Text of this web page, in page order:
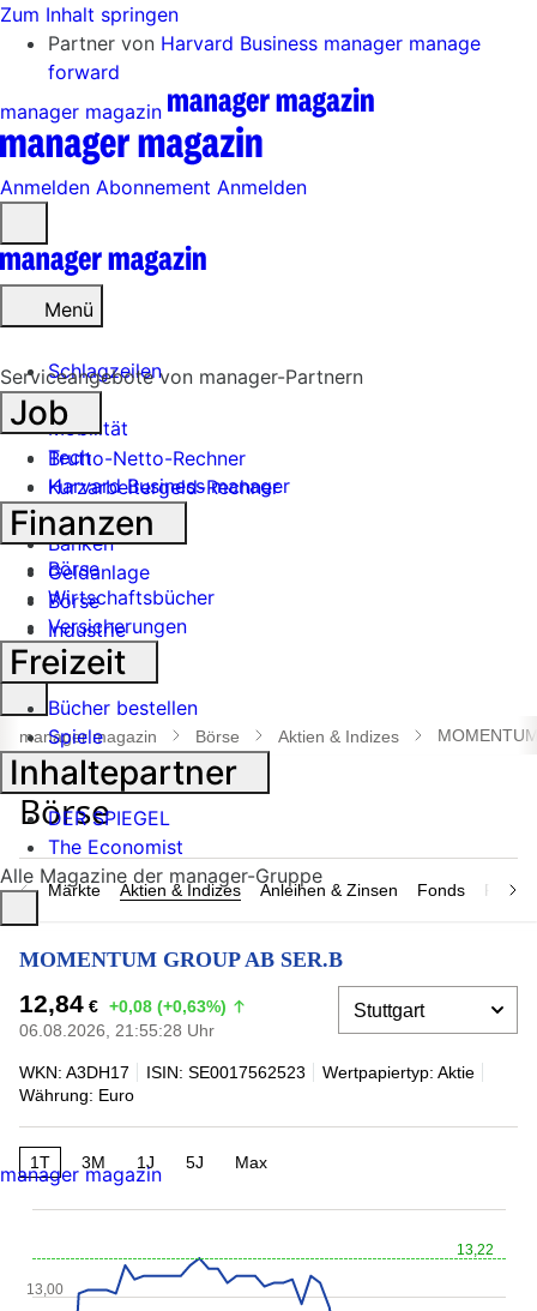
Zum Inhalt springen
Partner von Harvard Business manager manage
forward
manager magazin
Anmelden Abonnement Anmelden
öffnen
Menü
Schlagzeilen
Mobilität
Tech
Harvard Business manager
Handel
Banken
Geldanlage
Börse
Industrie
Suche
öffnen
manager magazin Börse Aktien & Indizes
Märkte Aktien & Indizes Anleihen & Zinsen Fonds
MOMENTUM GROUP AB SER.B
12,84 € +0,08 (+0,63%)
06.08.2026, 21:55:28 Uhr
WKN: A3DH17 ISIN: SE0017562523
Wertpapiertyp: Aktie
Währung: Euro
1T 3M 1J 5J Max
13,22
13,00
Serviceangebote von manager-Partnern
Job
Brutto-Netto-Rechner
Kurzarbeitergeld-Rechner
Finanzen
Börse
Wirtschaftsbücher
Versicherungen
Freizeit
Bücher bestellen
Spiele
Inhaltepartner
DER SPIEGEL
The Economist
Alle Magazine der manager-Gruppe
manager magazin